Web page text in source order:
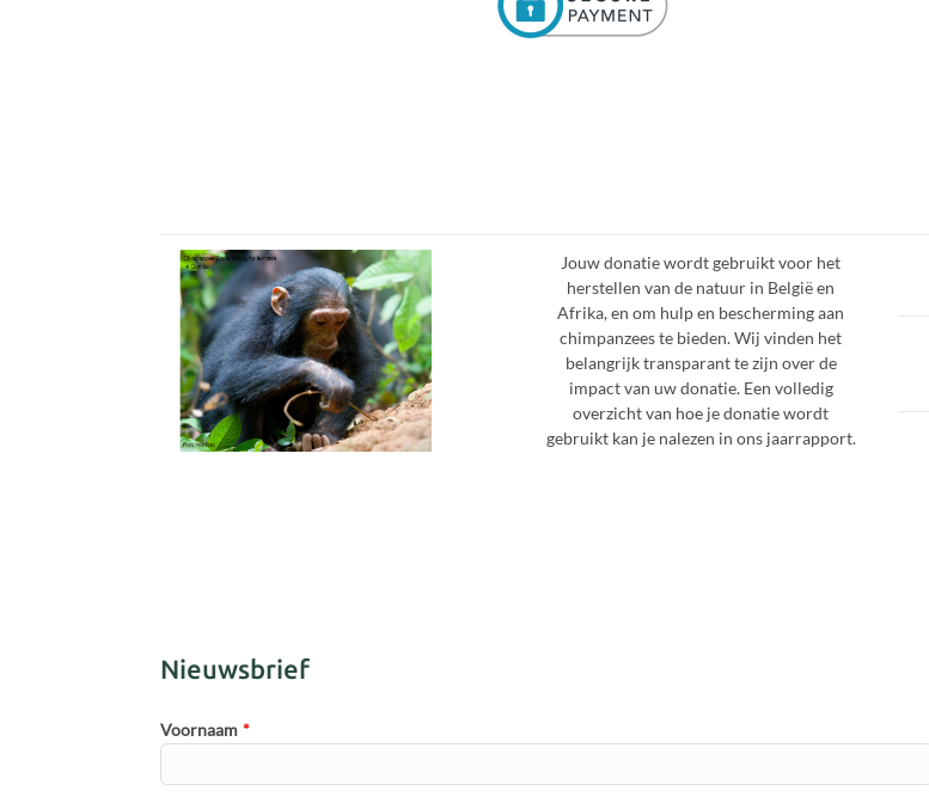
Jouw donatie wordt gebruikt voor het
herstellen van de natuur in België en
Afrika, en om hulp en bescherming aan
chimpanzees te bieden. Wij vinden het
belangrijk transparant te zijn over de
impact van uw donatie. Een volledig
overzicht van hoe je donatie wordt
gebruikt kan je nalezen in ons jaarrapport.
Nieuwsbrief
Voornaam *